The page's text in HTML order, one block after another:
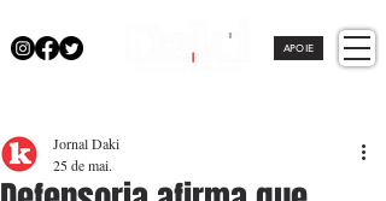
APOIE
Jornal Daki
25 de mai.